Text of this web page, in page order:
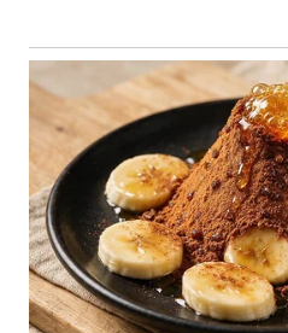
KALTIM
WN
SULSEL
WN
GORONTALO